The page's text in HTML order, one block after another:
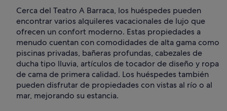
Cerca del Teatro A Barraca, los huéspedes pueden
encontrar varios alquileres vacacionales de lujo que
ofrecen un confort moderno. Estas propiedades a
menudo cuentan con comodidades de alta gama como
piscinas privadas, bañeras profundas, cabezales de
ducha tipo lluvia, artículos de tocador de diseño y ropa
de cama de primera calidad. Los huéspedes también
pueden disfrutar de propiedades con vistas al río o al
mar, mejorando su estancia.